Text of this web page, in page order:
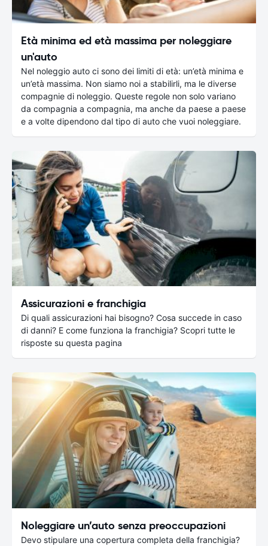
Età minima ed età massima per noleggiare
un'auto
Nel noleggio auto ci sono dei limiti di età: un’età minima e
un’età massima. Non siamo noi a stabilirli, ma le diverse
compagnie di noleggio. Queste regole non solo variano
da compagnia a compagnia, ma anche da paese a paese
e a volte dipendono dal tipo di auto che vuoi noleggiare.
Assicurazioni e franchigia
Di quali assicurazioni hai bisogno? Cosa succede in caso
di danni? E come funziona la franchigia? Scopri tutte le
risposte su questa pagina
Noleggiare un’auto senza preoccupazioni
Devo stipulare una copertura completa della franchigia?